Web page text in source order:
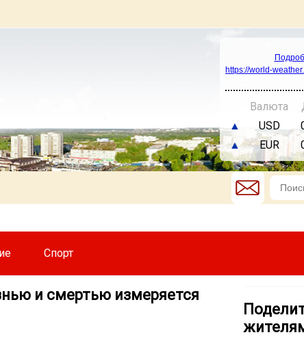
https://world-
Валюта
▲
USD
▲
EUR
Спорт
и смертью измеряется